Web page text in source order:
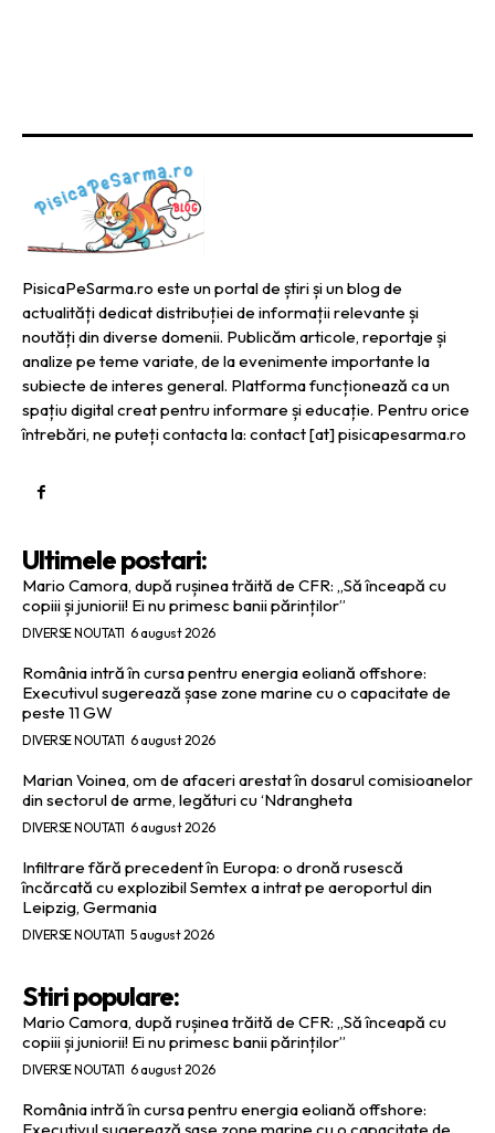
PisicaPeSarma.ro este un portal de știri și un blog de
actualități dedicat distribuției de informații relevante și
noutăți din diverse domenii. Publicăm articole, reportaje și
analize pe teme variate, de la evenimente importante la
subiecte de interes general. Platforma funcționează ca un
spațiu digital creat pentru informare și educație. Pentru orice
întrebări, ne puteți contacta la: contact [at] pisicapesarma.ro
Ultimele postari:
Mario Camora, după rușinea trăită de CFR: „Să înceapă cu
copiii și juniorii! Ei nu primesc banii părinților”
DIVERSE NOUTATI 6 august 2026
România intră în cursa pentru energia eoliană offshore:
Executivul sugerează șase zone marine cu o capacitate de
peste 11 GW
DIVERSE NOUTATI 6 august 2026
Marian Voinea, om de afaceri arestat în dosarul comisioanelor
din sectorul de arme, legături cu ‘Ndrangheta
DIVERSE NOUTATI 6 august 2026
Infiltrare fără precedent în Europa: o dronă rusescă
încărcată cu explozibil Semtex a intrat pe aeroportul din
Leipzig, Germania
DIVERSE NOUTATI 5 august 2026
Stiri populare:
Mario Camora, după rușinea trăită de CFR: „Să înceapă cu
copiii și juniorii! Ei nu primesc banii părinților”
DIVERSE NOUTATI 6 august 2026
România intră în cursa pentru energia eoliană offshore:
Executivul sugerează șase zone marine cu o capacitate de